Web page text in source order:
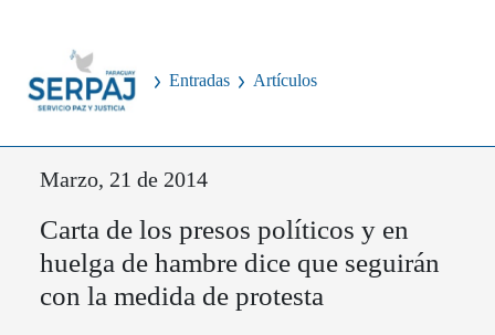
Entradas Artículos
Marzo, 21 de 2014
Carta de los presos políticos y en
huelga de hambre dice que seguirán
con la medida de protesta